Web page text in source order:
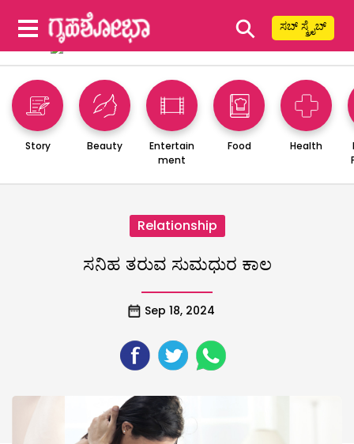
⚲ ಸಬ್ ಸ್ಕ್ರೈಬ್
Story Beauty
Entertain
ment
Food Health
Relationship
ಸನಿಹ ತರುವ ಸುಮಧುರ ಕಾಲ
Sep 18, 2024